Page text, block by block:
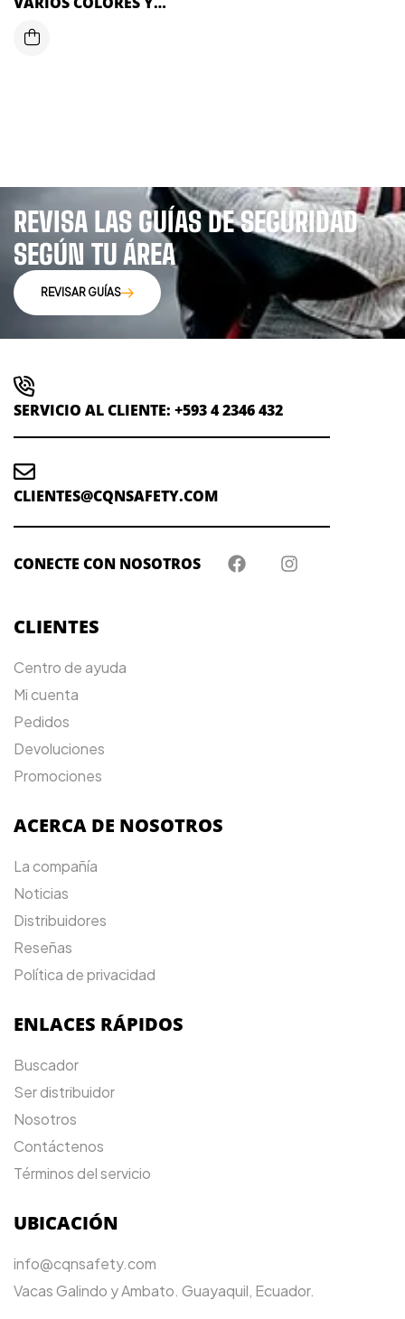
PESOS
REVISA LAS GUÍAS DE SEGURIDAD
SEGÚN TU ÁREA
REVISAR GUÍAS
SERVICIO AL CLIENTE: +593 4 2346 432
CLIENTES@CQNSAFETY.COM
CONECTE CON NOSOTROS
CLIENTES
Centro de ayuda
Mi cuenta
Pedidos
Devoluciones
Promociones
ACERCA DE NOSOTROS
La compañía
Noticias
Distribuidores
Reseñas
Política de privacidad
ENLACES RÁPIDOS
Buscador
Ser distribuidor
Nosotros
Contáctenos
Términos del servicio
UBICACIÓN
info@cqnsafety.com
Vacas Galindo y Ambato. Guayaquil, Ecuador.